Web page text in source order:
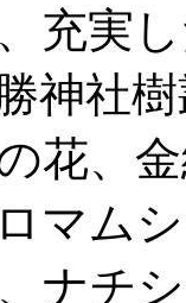
充実
神社
花、
マム
ナチ